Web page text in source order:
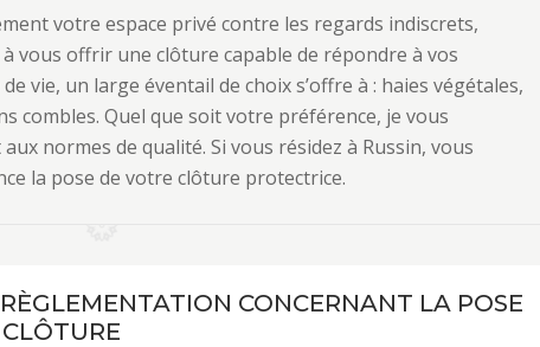
votre espace privé contre les regards indiscrets,
à vous offrir une clôture capable de répondre à vos
vie, un large éventail de choix s’offre à : haies végétales,
combles. Quel que soit votre préférence, je vous
normes de qualité. Si vous résidez à Russin, vous
la pose de votre clôture protectrice.
CONCERNANT LA POSE